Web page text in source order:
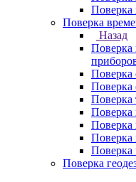
Поверка
Поверка
Назад
Поверка
Поверка
Поверка
Поверка
Поверка
Поверка
Поверка
Поверка
Поверка